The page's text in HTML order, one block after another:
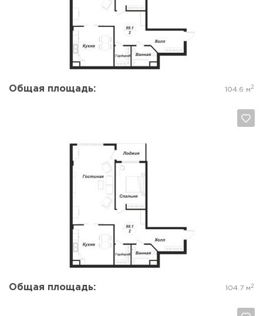
Общая площадь: 104.6 м 2
Да, удалить Отмена
Общая площадь: 104.7 м 2
Да, удалить Отмена